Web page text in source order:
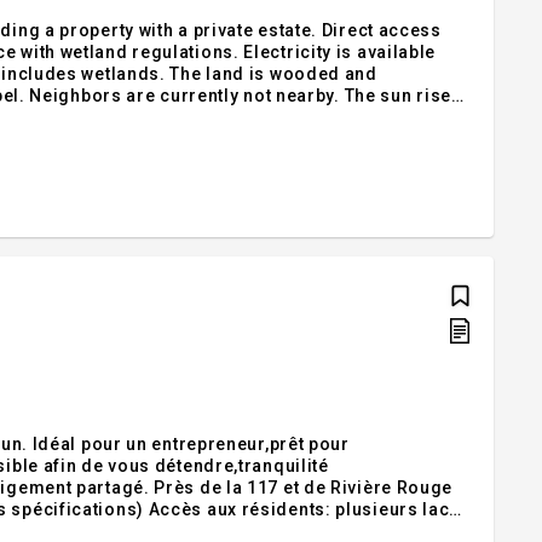
a property with a private estate. Direct access
wetlands. The land is wooded and
Neighbors are currently not nearby. The sun rises
Idéal pour un entrepreneur,prêt pour
afin de vous détendre,tranquilité
partagé. Près de la 117 et de Rivière Rouge
spécifications) Accès aux résidents: plusieurs lacs